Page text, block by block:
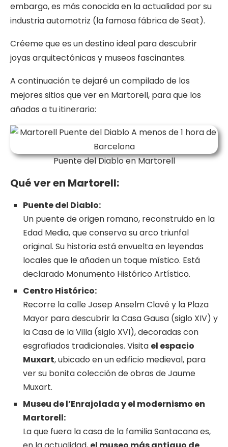
embargo, es más conocida en la actualidad por su
industria automotriz (la famosa fábrica de Seat).
Créeme que es un destino ideal para descubrir
joyas arquitectónicas y museos fascinantes.
A continuación te dejaré un compilado de los
mejores sitios que ver en Martorell, para que los
añadas a tu itinerario:
Puente del Diablo en Martorell
Qué ver en Martorell:
Puente del Diablo:
Un puente de origen romano, reconstruido en la
Edad Media, que conserva su arco triunfal
original. Su historia está envuelta en leyendas
locales que le añaden un toque místico. Está
declarado Monumento Histórico Artístico.
Centro Histórico:
Recorre la calle Josep Anselm Clavé y la Plaza
Mayor para descubrir la Casa Gausa (siglo XIV) y
la Casa de la Villa (siglo XVI), decoradas con
esgrafiados tradicionales. Visita el espacio
Muxart, ubicado en un edificio medieval, para
ver su bonita colección de obras de Jaume
Muxart.
Museu de l’Enrajoladay el modernismo en
Martorell:
La que fuera la casa de la familia Santacana es,